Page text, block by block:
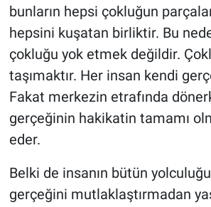
bunların hepsi çokluğun
hepsini kuşatan birliktir. Bu
çokluğu yok etmek değildir.
taşımaktır. Her insan kendi
Fakat merkezin etrafında
gerçeğinin hakikatin tamamı
eder.
Belki de insanın bütün
gerçeğini mutlaklaştırmadan